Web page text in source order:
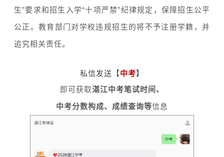
生”要求和招生入学“十项严禁”纪律规定，保障招生公平
公正。教育部门对学校违规招生的将不予注册学籍，并
追究相关责任。
私信发送【中考】
即可获取湛江中考笔试时间、
中考分数构成、成绩查询等信息